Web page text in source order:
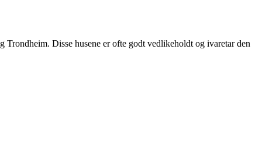
Disse husene er ofte godt vedlikeholdt og ivaretar den